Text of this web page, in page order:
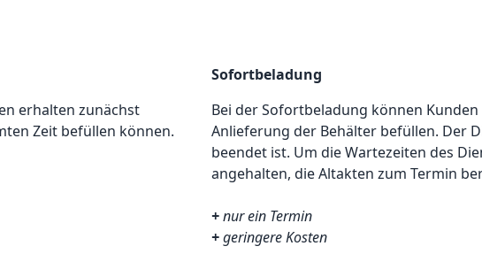
erhalten zunächst
Zeit befüllen können.
Sofortbeladung
Bei der Sofortbeladung können
Anlieferung der Behälter befüllen. Der
beendet ist. Um die Wartezeiten des
angehalten, die Altakten zum Termin
+nur ein Termin
+geringere Kosten